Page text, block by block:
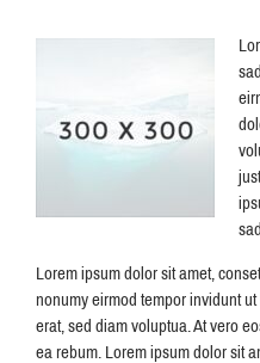
Lorem ipsum dolor sit amet,
nonumy eirmod tempor invidunt
erat, sed diam voluptua. At vero
ea rebum. Lorem ipsum dolor sit